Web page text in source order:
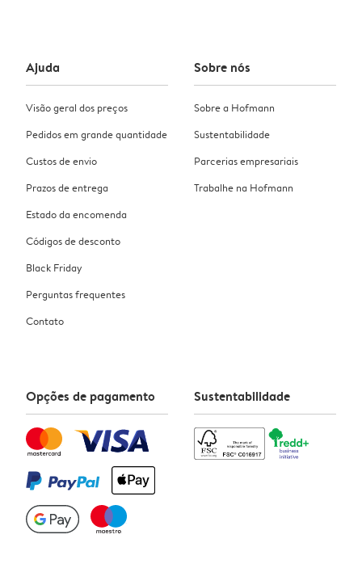
Ajuda
Visão geral dos preços
Pedidos em grande quantidade
Custos de envio
Prazos de entrega
Estado da encomenda
Códigos de desconto
Black Friday
Perguntas frequentes
Contato
Sobre nós
Sobre a Hofmann
Sustentabilidade
Parcerias empresariais
Trabalhe na Hofmann
Opções de pagamento Sustentabilidade